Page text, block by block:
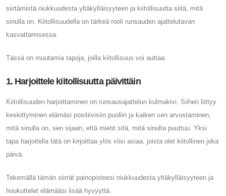
siirtämistä niukkuudesta yltäkylläisyyteen ja kiitollisuutta siitä, mitä
sinulla on. Kiitollisuudella on tärkeä rooli runsauden ajattelutavan
kasvattamisessa.
Tässä on muutamia tapoja, joilla kiitollisuus voi auttaa:
1. Harjoittele kiitollisuutta päivittäin
Kiitollisuuden harjoittaminen on runsausajattelun kulmakivi. Siihen liittyy
keskittyminen elämäsi positiivisiin puoliin ja kaiken sen arvostaminen,
mitä sinulla on, sen sijaan, että mietit sitä, mitä sinulta puuttuu. Yksi
tapa harjoitella tätä on kirjoittaa ylös viisi asiaa, joista olet kiitollinen joka
päivä.
Tekemällä tämän siirrät painopisteesi niukkuudesta yltäkylläisyyteen ja
houkuttelet elämääsi lisää hyvyyttä.